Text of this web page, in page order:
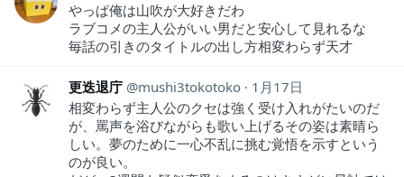
やっぱ俺は山吹が大好きだわ
ラブコメの主人公がいい男だと安心して見れるな
毎話の引きのタイトルの出し方相変わらず天才
更迭退庁 mushi3tokotoko
1月17日
相変わらず主人公のクセは強く受け入れがたいのだ
が、罵声を浴びながらも歌い上げるその姿は素晴ら
しい。夢のために一心不乱に挑む覚悟を示すという
のが良い。